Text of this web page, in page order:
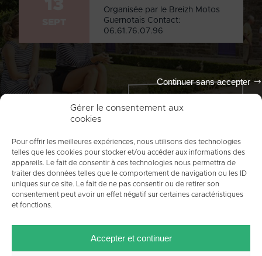
Gérer le consentement aux
cookies
Pour offrir les meilleures expériences, nous utilisons des technologies
telles que les cookies pour stocker et/ou accéder aux informations des
appareils. Le fait de consentir à ces technologies nous permettra de
traiter des données telles que le comportement de navigation ou les ID
uniques sur ce site. Le fait de ne pas consentir ou de retirer son
consentement peut avoir un effet négatif sur certaines caractéristiques
et fonctions.
Accepter et continuer
Continuer sans accepter
Organisée par le Breizh Motos
Guernotais Contact:
06.61.76.07.96
PLAN DU SITE
MENTIONS LÉGALES
CRÉDITS POLITIQUE DE COOKIES (UE)